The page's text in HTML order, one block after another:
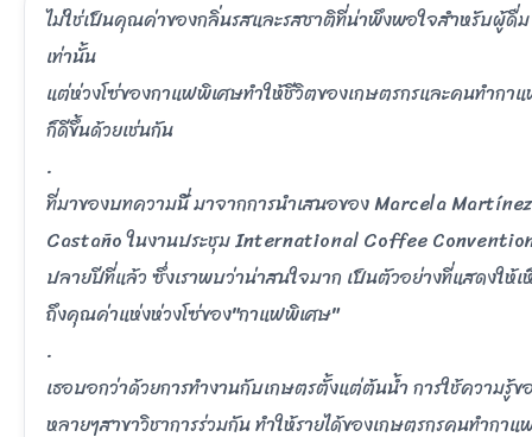
ไม่ใช่เป็นคุณค่าของกลิ่นรสและรสชาติที่น่าพึงพอใจสำหรับผู้ดื่ม
เท่านั้น
แต่ห่วงโซ่ของกาแฟพิเศษทำให้ชีวิตของเกษตรกรและคนทำกา
ก็ดีขึ้นด้วยเช่นกัน
.
ที่มาของบทความนี่้ มาจากการนำเสนอของ Marcela Martínez
Castaño ในงานประชุม International Coffee
ปลายปีที่แล้ว ซึ่งเราพบว่าน่าสนใจมาก เป็นตัวอย่างที่แสดงให้เ
ถึงคุณค่าแห่งห่วงโซ่ของ"กาแฟพิเศษ"
.
เธอบอกว่าด้วยการทำงานกับเกษตรตั้งแต่ต้นน้ำ การใช้ความรู้ข
หลายๆสาขาวิชาการร่วมกัน ทำให้รายได้ของเกษตรกรคนทำกาแ